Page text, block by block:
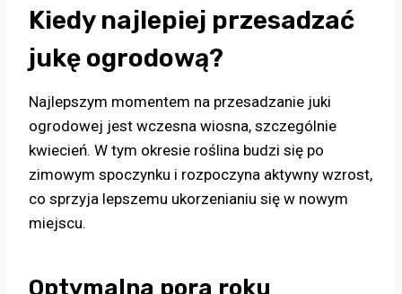
Kiedy najlepiej przesadzać
jukę ogrodową?
Najlepszym momentem na przesadzanie juki
ogrodowej jest wczesna wiosna, szczególnie
kwiecień. W tym okresie roślina budzi się po
zimowym spoczynku i rozpoczyna aktywny wzrost,
co sprzyja lepszemu ukorzenianiu się w nowym
miejscu.
Optymalna pora roku